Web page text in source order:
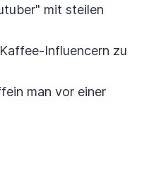
mit steilen
Influencern zu
man vor einer